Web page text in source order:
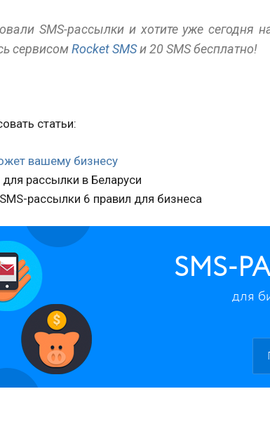
SMS-рассылки и хотите уже сегодня
сервисомRocket SMSи 20 SMS бесплатно!
статьи:
вашему бизнесу
рассылки в Беларуси
рассылки 6 правил для бизнеса
SMS-
для